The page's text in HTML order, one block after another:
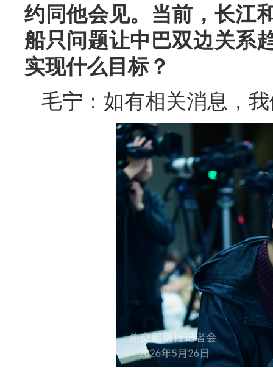
约同他会见。当前，长江
船只问题让中巴双边关系
实现什么目标？
毛宁：如有相关消息，